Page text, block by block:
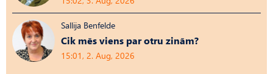
Sallija Benfelde
Cik mēs viens par otru zinām?
15:01, 2. Aug, 2026